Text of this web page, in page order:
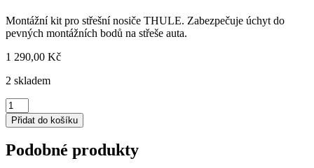
Montážní kit pro střešní nosiče THULE. Zabezpečuje úchyt do
pevných montážních bodů na střeše auta.
1 290,00 Kč
2 skladem
MONTÁŽNÍ
KIT
THULE
187141
množství
Přidat do košíku
Podobné produkty